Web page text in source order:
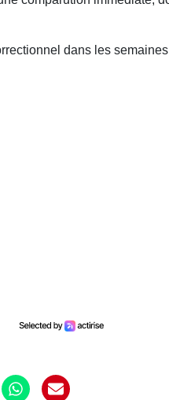
dans les